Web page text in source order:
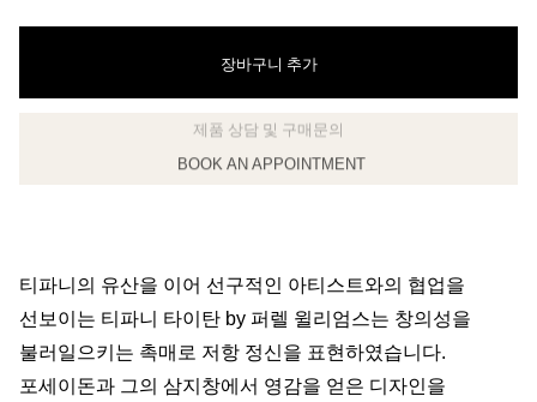
장바구니 추가
클라이언트 어드바이저에게 문의하거나 예약하세요
티파니의 유산을 이어 선구적인 아티스트와의 협업을
선보이는 티파니 타이탄 by 퍼렐 윌리엄스는 창의성을
불러일으키는 촉매로 저항 정신을 표현하였습니다.
포세이돈과 그의 삼지창에서 영감을 얻은 디자인을